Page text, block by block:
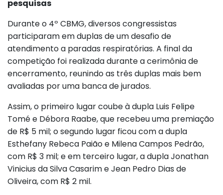
pesquisas
Durante o 4º CBMG, diversos congressistas
participaram em duplas de um desafio de
atendimento a paradas respiratórias. A final da
competição foi realizada durante a cerimônia de
encerramento, reunindo as três duplas mais bem
avaliadas por uma banca de jurados.
Assim, o primeiro lugar coube à dupla Luis Felipe
Tomé e Débora Raabe, que recebeu uma premiação
de R$ 5 mil; o segundo lugar ficou com a dupla
Esthefany Rebeca Paião e Milena Campos Pedrão,
com R$ 3 mil; e em terceiro lugar, a dupla Jonathan
Vinicius da Silva Casarim e Jean Pedro Dias de
Oliveira, com R$ 2 mil.